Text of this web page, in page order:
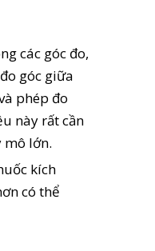
các góc đo,
góc giữa
phép đo
này rất cần
mô lớn.
kích
có thể